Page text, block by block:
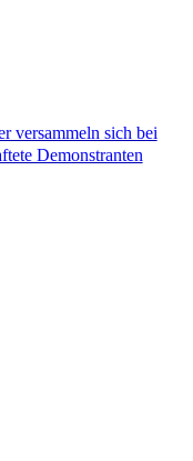
versammeln sich bei
Demonstranten